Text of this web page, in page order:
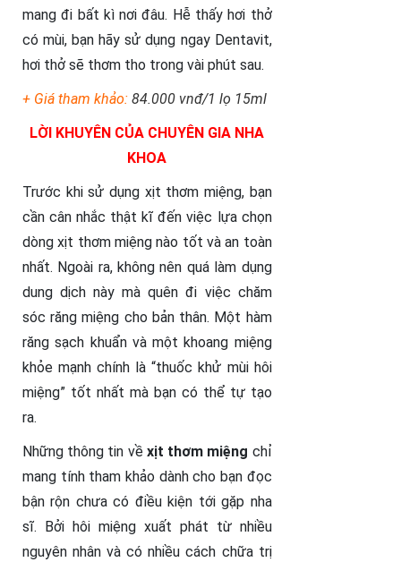
mang đi bất kì nơi đâu. Hễ thấy hơi thở
có mùi, bạn hãy sử dụng ngay Dentavit,
hơi thở sẽ thơm tho trong vài phút sau.
+ Giá tham khảo: 84.000 vnđ/1 lọ 15ml
LỜI KHUYÊN CỦA CHUYÊN GIA NHA
KHOA
Trước khi sử dụng xịt thơm miệng, bạn
cần cân nhắc thật kĩ đến việc lựa chọn
dòng xịt thơm miệng nào tốt và an toàn
nhất. Ngoài ra, không nên quá làm dụng
dung dịch này mà quên đi việc chăm
sóc răng miệng cho bản thân. Một hàm
răng sạch khuẩn và một khoang miệng
khỏe mạnh chính là “thuốc khử mùi hôi
miệng” tốt nhất mà bạn có thể tự tạo
ra.
Những thông tin về xịt thơm miệng chỉ
mang tính tham khảo dành cho bạn đọc
bận rộn chưa có điều kiện tới gặp nha
sĩ. Bởi hôi miệng xuất phát từ nhiều
nguyên nhân và có nhiều cách chữa trị